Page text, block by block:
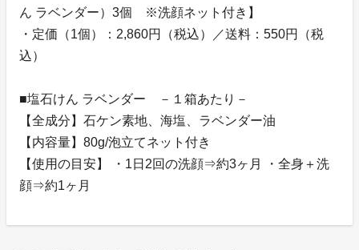
ん ラベンダー）3個 ※洗顔ネット付き】
・定価（1個）：2,860円（税込）／送料：550円（税
込）
■塩石けん ラベンダー －１箱あたり－
【全成分】石ケン素地、海塩、ラベンダー油
【内容量】80g/泡立てネット付き
【使用の目安】 ・1日2回の洗顔⇒約3ヶ月 ・全身＋洗
顔⇒約1ヶ月